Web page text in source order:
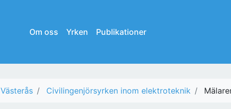
Om oss Yrken Publikationer
Västerås Civilingenjörsyrken inom elektroteknik